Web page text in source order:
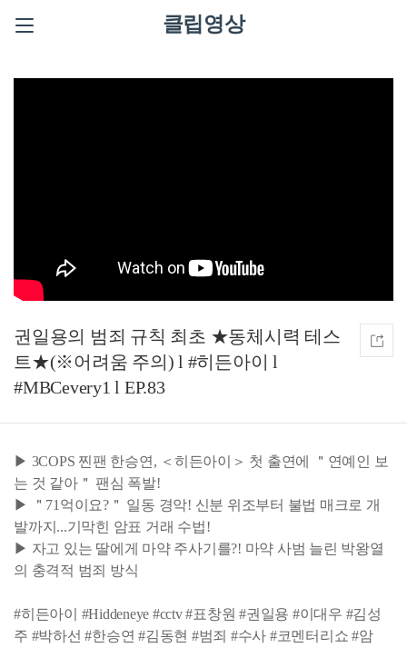
클립영상
권일용의 범죄 규칙 최초 ★동체시력 테스
트★(※어려움 주의) l #히든아이 l
#MBCevery1 l EP.83
▶ 3COPS 찐팬 한승연, ＜히든아이＞ 첫 출연에 ＂연예인 보
는 것 같아＂ 팬심 폭발!
▶ ＂71억이요?＂ 일동 경악! 신분 위조부터 불법 매크로 개
발까지...기막힌 암표 거래 수법!
▶ 자고 있는 딸에게 마약 주사기를?! 마약 사범 늘린 박왕열
의 충격적 범죄 방식
#히든아이 #Hiddeneye #cctv #표창원 #권일용 #이대우 #김성
주 #박하선 #한승연 #김동현 #범죄 #수사 #코멘터리쇼 #암